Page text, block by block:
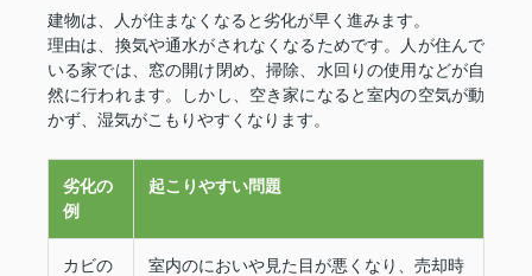
建物は、人が住まなくなると劣化が早く進みます。
理由は、換気や通水がされなくなるためです。人が住んで
いる家では、窓の開け閉め、掃除、水回りの使用などが自
然に行われます。しかし、空き家になると室内の空気が動
かず、湿気がこもりやすくなります。
劣化の
例
起こりやすい問題
カビの
室内のにおいや見た目が悪くなり、売却時